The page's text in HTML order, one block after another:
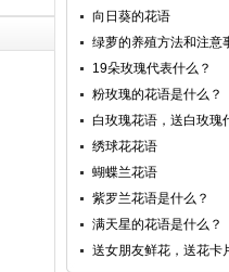
向日葵的花语
绿萝的养殖方法和注意
19朵玫瑰代表什么？
粉玫瑰的花语是什么？
白玫瑰花语，送白玫瑰
绣球花花语
蝴蝶兰花语
紫罗兰花语是什么？
满天星的花语是什么？
送女朋友鲜花，送花卡